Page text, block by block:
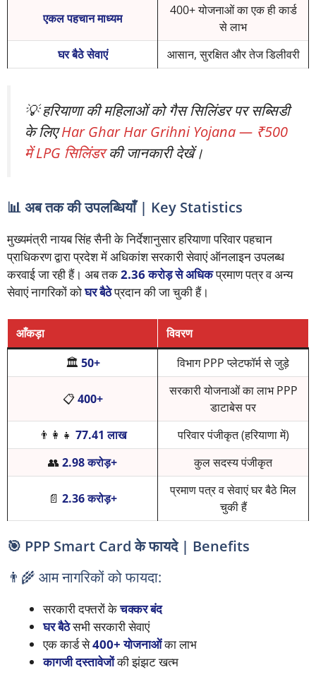
एकल पहचान माध्यम
400+ योजनाओं का एक ही कार्ड
से लाभ
घर बैठे सेवाएं
आसान, सुरक्षित और तेज डिलीवरी
💡 हरियाणा की महिलाओं को गैस सिलिंडर पर सब्सिडी
के लिएHar Ghar Har Grihni Yojana — ₹500
में LPG सिलिंडरकी जानकारी देखें।
📊 अब तक की उपलब्धियाँ | Key Statistics
मुख्यमंत्री नायब सिंह सैनी के निर्देशानुसार हरियाणा परिवार पहचान
प्राधिकरण द्वारा प्रदेश में अधिकांश सरकारी सेवाएं ऑनलाइन उपलब्ध
करवाई जा रही हैं। अब तक2.36 करोड़ से अधिकप्रमाण पत्र व अन्य
सेवाएं नागरिकों कोघर बैठेप्रदान की जा चुकी हैं।
आँकड़ा
विवरण
🏛️ 50+ विभाग PPP प्लेटफॉर्म से जुड़े
📋400+
सरकारी योजनाओं का लाभ PPP
डाटाबेस पर
👨‍👩‍👧 77.41 लाख
परिवार पंजीकृत (हरियाणा में)
👥2.98 करोड़+ कुल सदस्य पंजीकृत
📄 2.36 करोड़+
प्रमाण पत्र व सेवाएं घर बैठे मिल
चुकी हैं
🎯 PPP Smart Card के फायदे | Benefits
👨‍🌾 आम नागरिकों को फायदा:
सरकारी दफ्तरों केचक्कर बंद
घर बैठेसभी सरकारी सेवाएं
एक कार्ड से400+ योजनाओंका लाभ
कागजी दस्तावेजोंकी झंझट खत्म